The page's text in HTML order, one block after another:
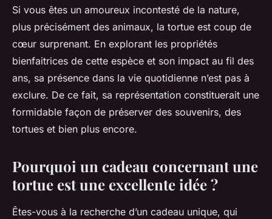
Quels sont les présents
parfaits en rapport avec la
tortue à offrir ?
lucinde• 20 novembre 2023 •2 min de lecture
Si vous êtes un amoureux incontesté de la nature,
plus précisément des animaux, la tortue est coup de
cœur surprenant. En explorant les propriétés
bienfaitrices de cette espèce et son impact au fil des
ans, sa présence dans la vie quotidienne n’est pas à
exclure. De ce fait, sa représentation constituerait une
formidable façon de préserver des souvenirs, des
tortues et bien plus encore.
Pourquoi un cadeau concernant une
tortue est une excellente idée ?
Êtes-vous à la recherche d’un cadeau unique, qui